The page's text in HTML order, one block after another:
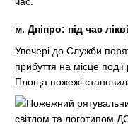
м. Дніпро: під час
Увечері до Служби
прибуття на місце
Площа пожежі